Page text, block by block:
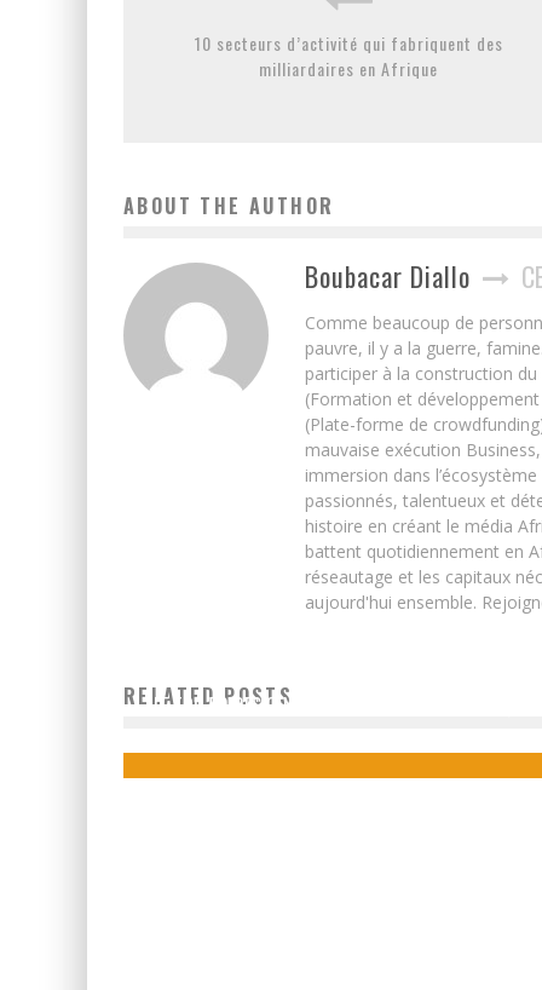
10 secteurs d’activité qui fabriquent des
milliardaires en Afrique
ABOUT THE AUTHOR
Boubacar Diallo
Comme beaucoup de
pauvre, il y a la guerre,
participer à la construction du
(Formation et
(Plate-forme de
mauvaise exécution
immersion dans
passionnés, talentueux et
histoire en créant le média
battent quotidiennement en
réseautage et les capitaux
aujourd'hui ensemble.
RELATED POSTS
LE TOP 50 DES CENTRES HOSPITALIERS EN AFRIQUE